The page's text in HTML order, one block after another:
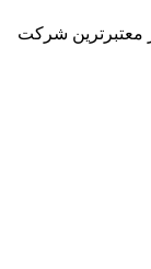
معتبرترین شرکت